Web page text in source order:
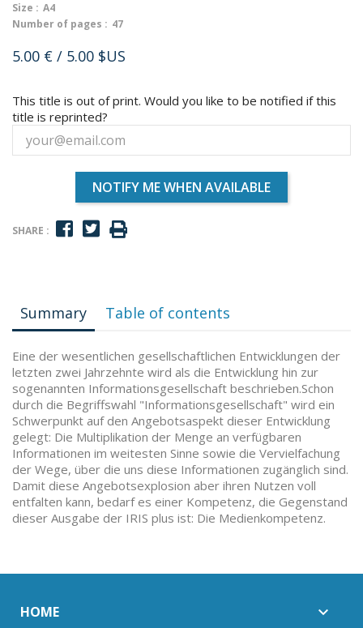
Size : A4
Number of pages : 47
5.00 € / 5.00 $US
This title is out of print. Would you like to be notified if this
title is reprinted?
NOTIFY ME WHEN AVAILABLE
SHARE :
Summary Table of contents
Eine der wesentlichen gesellschaftlichen Entwicklungen der
letzten zwei Jahrzehnte wird als die Entwicklung hin zur
sogenannten Informationsgesellschaft beschrieben.Schon
durch die Begriffswahl "Informationsgesellschaft" wird ein
Schwerpunkt auf den Angebotsaspekt dieser Entwicklung
gelegt: Die Multiplikation der Menge an verfügbaren
Informationen im weitesten Sinne sowie die Vervielfachung
der Wege, über die uns diese Informationen zugänglich sind.
Damit diese Angebotsexplosion aber ihren Nutzen voll
entfalten kann, bedarf es einer Kompetenz, die Gegenstand
dieser Ausgabe der IRIS plus ist: Die Medienkompetenz.
HOME 